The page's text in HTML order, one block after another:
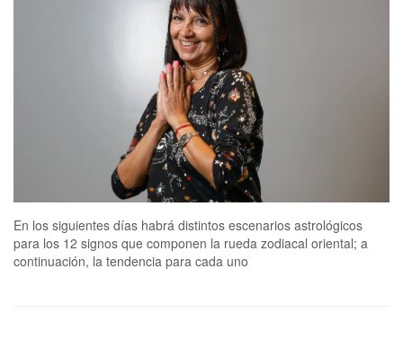
En los siguientes días habrá distintos escenarios astrológicos
para los 12 signos que componen la rueda zodiacal oriental; a
continuación, la tendencia para cada uno